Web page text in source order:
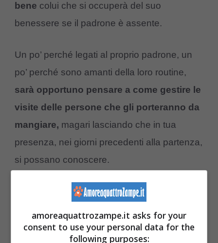
bene colui che si occuperà del suo
benessere se il padrone è assente.
Un po’ perché legati al proprio padrone, un
po’ perché sono amanti della loro routine,
sarà opportuno pensare a come gestire le
visite delle persone che gli porteranno da
mangiare, magari lasciando che in tua
presenza, nei giorni precedenti alla partenza,
si possano conoscere.
Potrebbe interessarti anche:Come capire
interpretare
amoreaquattrozampe.it asks for your
consent to use your personal data for the
following purposes: